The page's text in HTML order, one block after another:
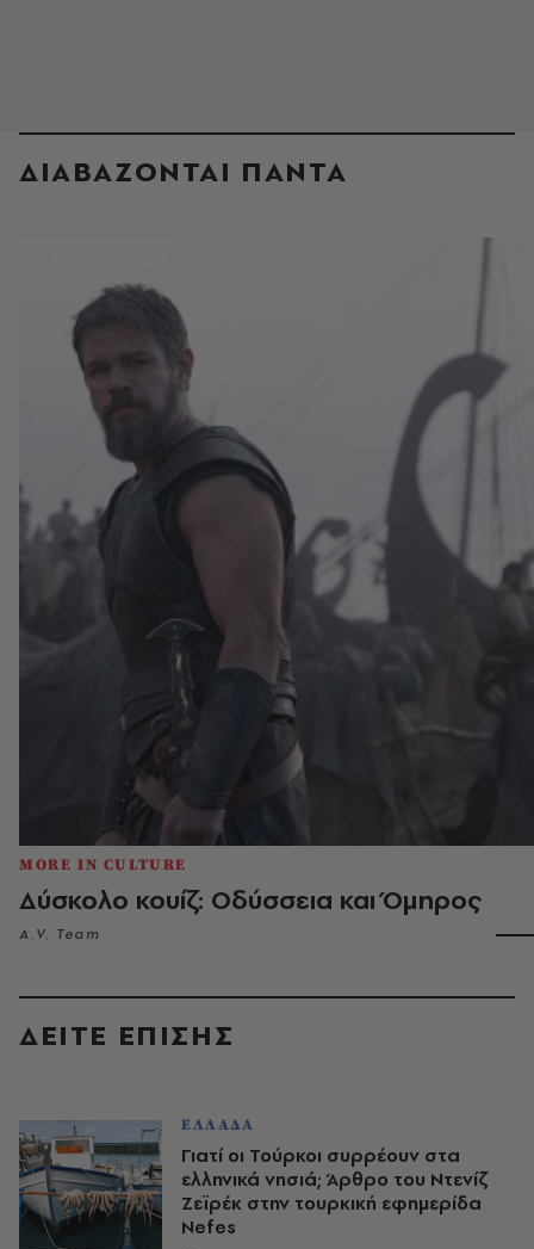
ΔΙΑΒΑΖΟΝΤΑΙ ΠΑΝΤΑ
MORE IN CULTURE
Δύσκολο κουίζ: Οδύσσεια και Όμηρος
A.V. Team
ΔΕΙΤΕ ΕΠΙΣΗΣ
ΕΛΛΑΔΑ
Γιατί οι Τούρκοι συρρέουν στα
ελληνικά νησιά; Άρθρο του Ντενίζ
Ζεϊρέκ στην τουρκική εφημερίδα
Nefes